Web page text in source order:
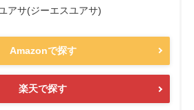
アサ(ジーエスユアサ)
Amazonで探す
楽天で探す